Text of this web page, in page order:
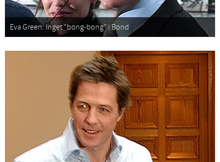
Eva Green: Inget “bong-bong” i Bond